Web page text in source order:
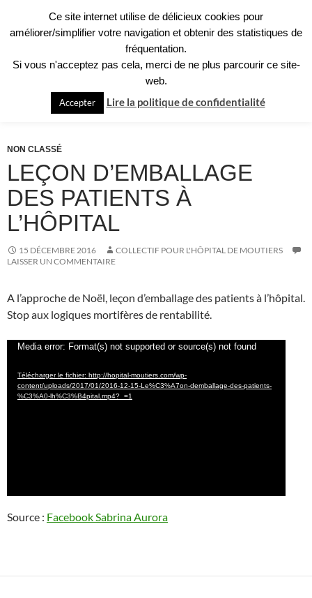
contenu
Collectif pour l'Hôpital de Moûtiers
Recherche
Archives quotidiennes :
NON CLASSÉ
LEÇON D’EMBALLAGE
DES PATIENTS À
L’HÔPITAL
15 DÉCEMBRE 2016
COLLECTIF POUR L'HÔPITAL DE MOUTIERS
LAISSER UN COMMENTAIRE
A l’approche de Noël, leçon d’emballage des patients à l’hôpital.
Stop aux logiques mortifères de rentabilité.
Lecteur
Media error: Format(s) not supported or source(s) not found
Télécharger le fichier: http://hopital-moutiers.com/wp-
content/uploads/2017/01/2016-12-15-Le%C3%A7on-demballage-des-patients-
%C3%A0-lh%C3%B4pital.mp4?_=1
Source : Facebook Sabrina Aurora
Ce site internet utilise de délicieux cookies pour
améliorer/simplifier votre navigation et obtenir des statistiques de
fréquentation.
Si vous n'acceptez pas cela, merci de ne plus parcourir ce site-
web.
Accepter Lire la politique de confidentialité